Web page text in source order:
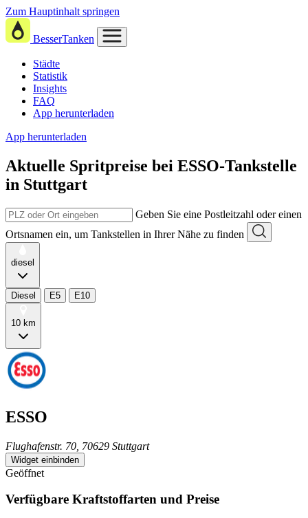
Zum Hauptinhalt springen
BesserTanken
Städte
Statistik
Insights
FAQ
App herunterladen
App herunterladen
Aktuelle Spritpreise bei ESSO-Tankstelle
in Stuttgart
Geben Sie eine Postleitzahl oder einen
Ortsnamen ein, um Tankstellen in Ihrer Nähe zu finden
diesel
Diesel E5 E10
10 km
ESSO
Flughafenstr. 70, 70629 Stuttgart
Widget einbinden
Geöffnet
Verfügbare Kraftstoffarten und Preise